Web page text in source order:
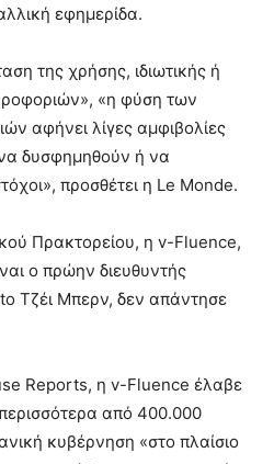
εφημερίδα.
της χρήσης, ιδιωτικής ή
«η φύση των
αφήνει λίγες αμφιβολίες
δυσφημηθούν ή να
προσθέτει η Le Monde.
Πρακτορείου, η v-Fluence,
ο πρώην διευθυντής
Τζέι Μπερν, δεν απάντησε
Reports, η v-Fluence έλαβε
από 400.000
κυβέρνηση «στο πλαίσιο